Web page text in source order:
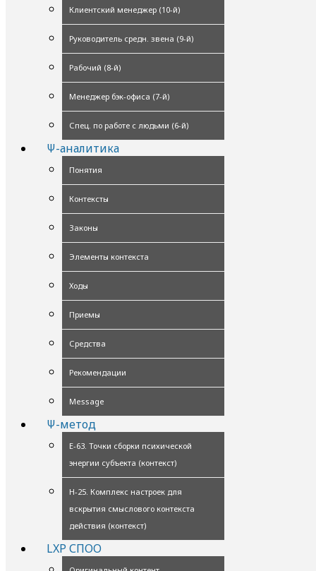
Клиентский менеджер (10-й)
Руководитель средн. звена (9-й)
Рабочий (8-й)
Менеджер бэк-офиса (7-й)
Спец. по работе с людьми (6-й)
Ψ-аналитика
Понятия
Контексты
Законы
Элементы контекста
Ходы
Приемы
Средства
Рекомендации
Message
Ψ-метод
Е-63. Точки сборки психической
энергии субъекта (контекст)
Н-25. Комплекс настроек для
вскрытия смыслового контекста
действия (контекст)
LXP СПОО